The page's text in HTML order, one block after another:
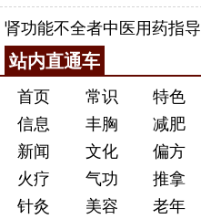
肾功能不全者中医用药指导
站内直通车
首页 常识 特色
信息
丰胸 减肥
新闻
文化 偏方
火疗
气功 推拿
针灸
美容 老年